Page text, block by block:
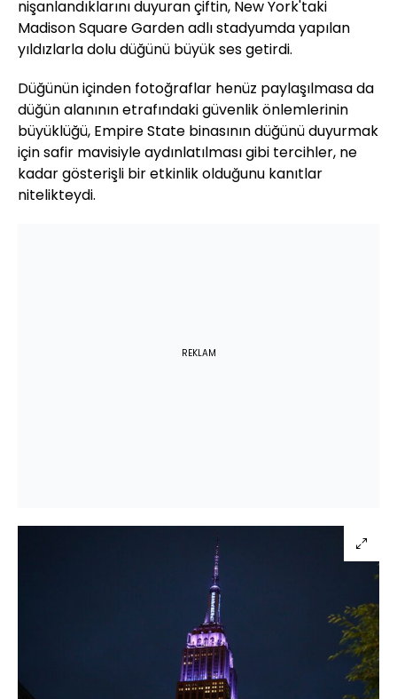
nişanlandıklarını duyuran çiftin, New York'taki
Madison Square Garden adlı stadyumda yapılan
yıldızlarla dolu düğünü büyük ses getirdi.
Düğünün içinden fotoğraflar henüz paylaşılmasa da
düğün alanının etrafındaki güvenlik önlemlerinin
büyüklüğü, Empire State binasının düğünü duyurmak
için safir mavisiyle aydınlatılması gibi tercihler, ne
kadar gösterişli bir etkinlik olduğunu kanıtlar
nitelikteydi.
REKLAM